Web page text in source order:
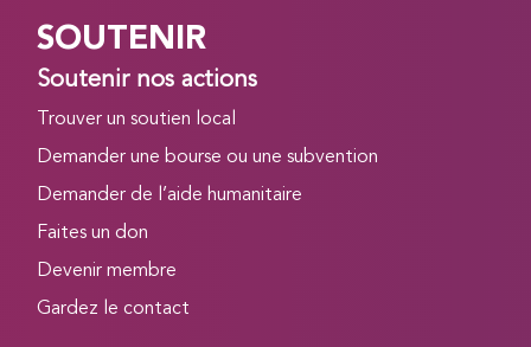
SOUTENIR
Soutenir nos actions
Trouver un soutien local
Demander une bourse ou une subvention
Demander de l’aide humanitaire
Faites un don
Devenir membre
Gardez le contact